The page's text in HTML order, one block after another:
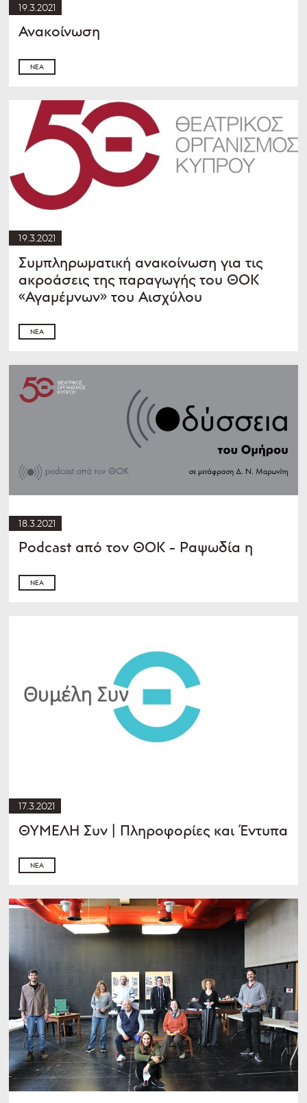
19.3.2021
Ανακοίνωση
ΝΈΑ
19.3.2021
Συμπληρωματική ανακοίνωση για τις
ακροάσεις της παραγωγής του ΘΟΚ
«Αγαμέμνων» του Αισχύλου
ΝΈΑ
18.3.2021
Podcast από τον ΘOK - Ραψωδία η
ΝΈΑ
17.3.2021
ΘΥΜΕΛΗ Συν | Πληροφορίες και Έντυπα
ΝΈΑ